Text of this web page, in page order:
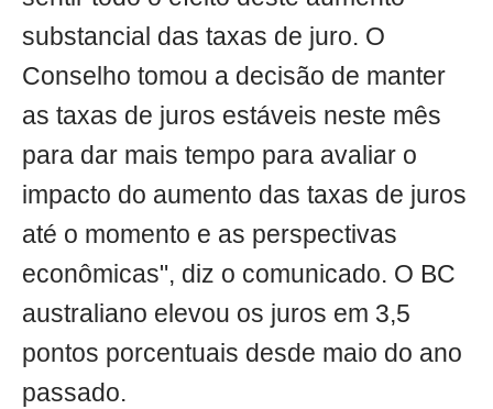
substancial das taxas de juro. O
Conselho tomou a decisão de manter
as taxas de juros estáveis neste mês
para dar mais tempo para avaliar o
impacto do aumento das taxas de juros
até o momento e as perspectivas
econômicas", diz o comunicado. O BC
australiano elevou os juros em 3,5
pontos porcentuais desde maio do ano
passado.